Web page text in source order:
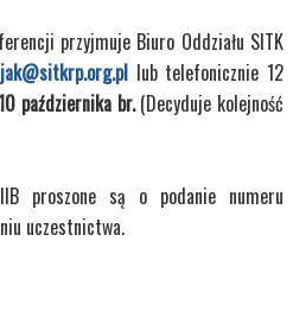
przyjmuje Biuro Oddziału SITK
lub telefonicznie 12
października br.(Decyduje kolejność
proszone są o podanie numeru
uczestnictwa.